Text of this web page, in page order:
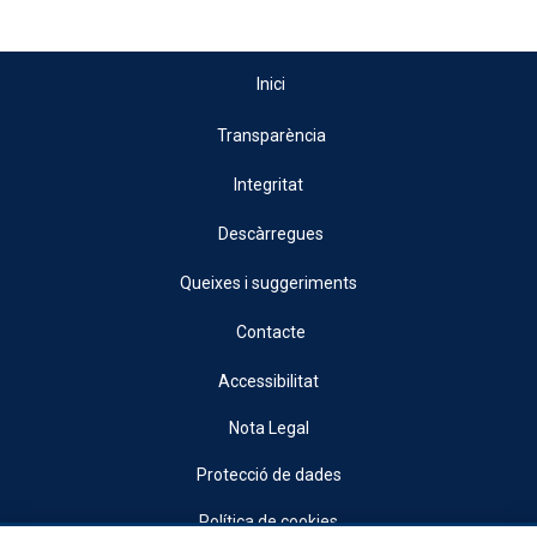
Inici
Transparència
Integritat
Descàrregues
Queixes i suggeriments
Contacte
Accessibilitat
Nota Legal
Protecció de dades
Política de cookies